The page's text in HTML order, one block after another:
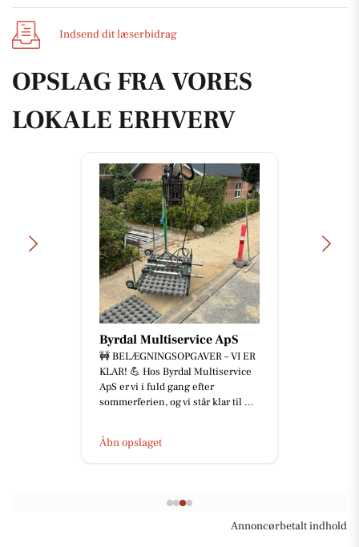
Indsend dit læserbidrag
OPSLAG FRA VORES
LOKALE ERHVERV
Byrdal Multiservice ApS
🚧 BELÆGNINGSOPGAVER – VI ER
KLAR! 💪 Hos Byrdal Multiservice
ApS er vi i fuld gang efter
sommerferien, og vi står klar til ...
Åbn opslaget
Annoncørbetalt indhold